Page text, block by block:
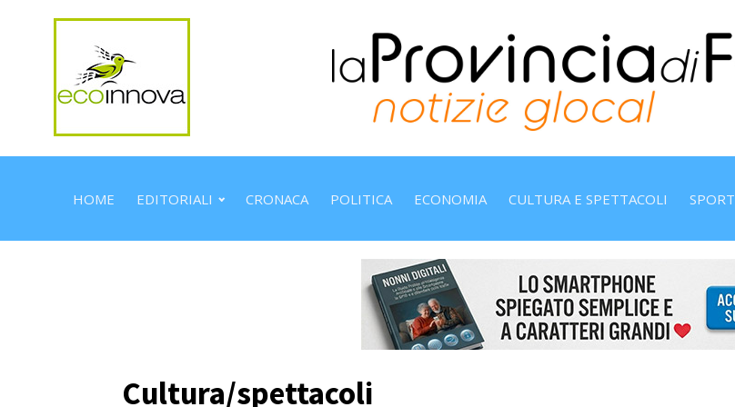
HOME EDITORIALI CRONACA POLITICA ECONOMIA CULTURA E SPETTACOLI SPORT
Cultura/spettacoli